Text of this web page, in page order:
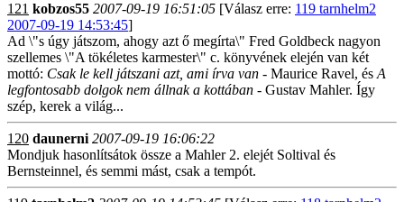
121 kobzos55 2007-09-19 16:51:05 [Válasz erre: 119 tarnhelm2
2007-09-19 14:53:45]
Ad \"s úgy játszom, ahogy azt ő megírta\" Fred Goldbeck nagyon
szellemes \"A tökéletes karmester\" c. könyvének elején van két
mottó: Csak le kell játszani azt, ami írva van - Maurice Ravel, és A
legfontosabb dolgok nem állnak a kottában - Gustav Mahler. Így
szép, kerek a világ...
120 daunerni 2007-09-19 16:06:22
Mondjuk hasonlítsátok össze a Mahler 2. elejét Soltival és
Bernsteinnel, és semmi mást, csak a tempót.